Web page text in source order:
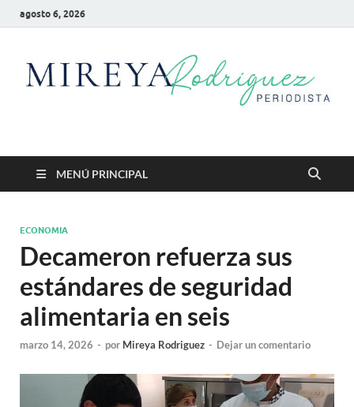
agosto 6, 2026
Mireya Rodriguez
MENÚ PRINCIPAL
ECONOMIA
Decameron refuerza sus
estándares de seguridad
alimentaria en seis
marzo 14, 2026 - por Mireya Rodriguez - Dejar un comentario